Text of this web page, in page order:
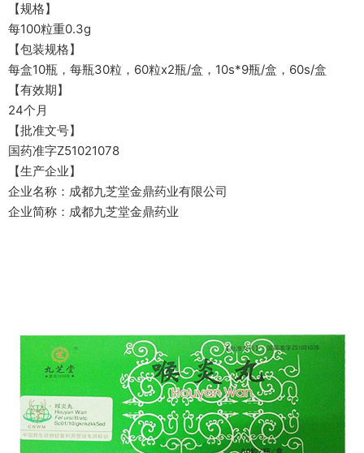
【规格】
每100粒重0.3g
【包装规格】
每盒10瓶，每瓶30粒，60粒x2瓶/盒，10s*9瓶/盒，60s/盒
【有效期】
24个月
【批准文号】
国药准字Z51021078
【生产企业】
企业名称：成都九芝堂金鼎药业有限公司
企业简称：成都九芝堂金鼎药业